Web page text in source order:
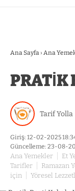
Ana Sayfa › Ana
PRATİK
Tarif Yolla
Giriş: 12-02-2025
Güncelleme: 23-08-
Ana Yemekler Et
Tarifler
Ramazan
için
Yöresel